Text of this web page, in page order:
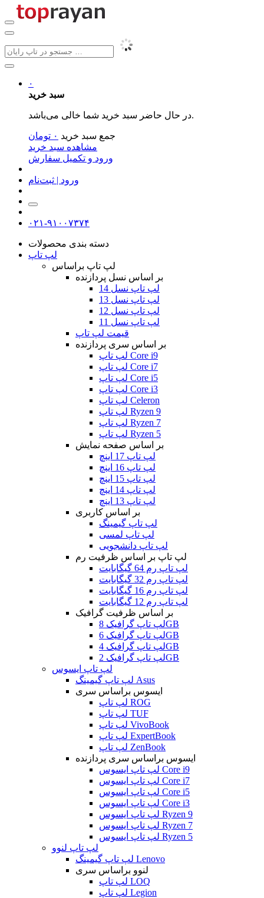
۰
سبد خرید
در حال حاضر سبد خرید شما خالی می‌باشد.
جمع سبد خرید ۰ تومان
مشاهده سبد خرید
ورود و تکمیل سفارش
ورود | ثبت‌نام
۰۲۱-۹۱۰۰۷۳۷۴
دسته بندی محصولات
لپ تاپ
لپ تاپ براساس
بر اساس نسل پردازنده
لپ تاپ نسل 14
لپ تاپ نسل 13
لپ تاپ نسل 12
لپ تاپ نسل 11
قیمت لپ تاپ
بر اساس سری پردازنده
لپ تاپ Core i9
لپ تاپ Core i7
لپ تاپ Core i5
لپ تاپ Core i3
لپ تاپ Celeron
لپ تاپ Ryzen 9
لپ تاپ Ryzen 7
لپ تاپ Ryzen 5
بر اساس صفحه نمایش
لپ تاپ 17 اینچ
لپ تاپ 16 اینچ
لپ تاپ 15 اینچ
لپ تاپ 14 اینچ
لپ تاپ 13 اینچ
بر اساس کاربری
لپ تاپ گیمینگ
لپ تاپ لمسی
لپ تاپ دانشجویی
لپ تاپ بر اساس ظرفیت رم
لپ تاپ رم 64 گیگابایت
لپ تاپ رم 32 گیگابایت
لپ تاپ رم 16 گیگابایت
لپ تاپ رم 12 گیگابایت
بر اساس ظرفیت گرافیک
لپ تاپ گرافیک 8GB
لپ تاپ گرافیک 6GB
لپ تاپ گرافیک 4GB
لپ تاپ گرافیک 2GB
لپ تاپ ایسوس
لپ تاپ گیمینگ Asus
ایسوس براساس سری
لپ تاپ ROG
لپ تاپ TUF
لپ تاپ VivoBook
لپ تاپ ExpertBook
لپ تاپ ZenBook
ایسوس براساس سری پردازنده
لپ تاپ ایسوس Core i9
لپ تاپ ایسوس Core i7
لپ تاپ ایسوس Core i5
لپ تاپ ایسوس Core i3
لپ تاپ ایسوس Ryzen 9
لپ تاپ ایسوس Ryzen 7
لپ تاپ ایسوس Ryzen 5
لپ تاپ لنوو
لپ تاپ گیمینگ Lenovo
لنوو براساس سری
لپ تاپ LOQ
لپ تاپ Legion